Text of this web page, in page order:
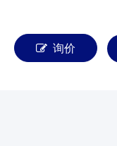
询价